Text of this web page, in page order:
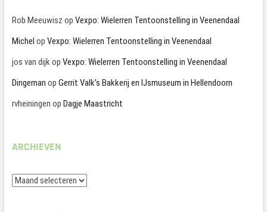
Rob Meeuwisz op Vexpo: Wielerren Tentoonstelling in Veenendaal
Michel op Vexpo: Wielerren Tentoonstelling in Veenendaal
jos van dijkop Vexpo: Wielerren Tentoonstelling in Veenendaal
Dingeman op Gerrit Valk’s Bakkerij en IJsmuseum in Hellendoorn
rvheiningen op Dagje Maastricht
ARCHIEVEN
Archieven